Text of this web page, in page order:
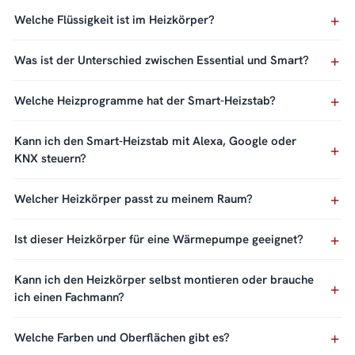
Welche Flüssigkeit ist im Heizkörper?
Was ist der Unterschied zwischen Essential und Smart?
Welche Heizprogramme hat der Smart-Heizstab?
Kann ich den Smart-Heizstab mit Alexa, Google oder
KNX steuern?
Welcher Heizkörper passt zu meinem Raum?
Ist dieser Heizkörper für eine Wärmepumpe geeignet?
Kann ich den Heizkörper selbst montieren oder brauche
ich einen Fachmann?
Welche Farben und Oberflächen gibt es?